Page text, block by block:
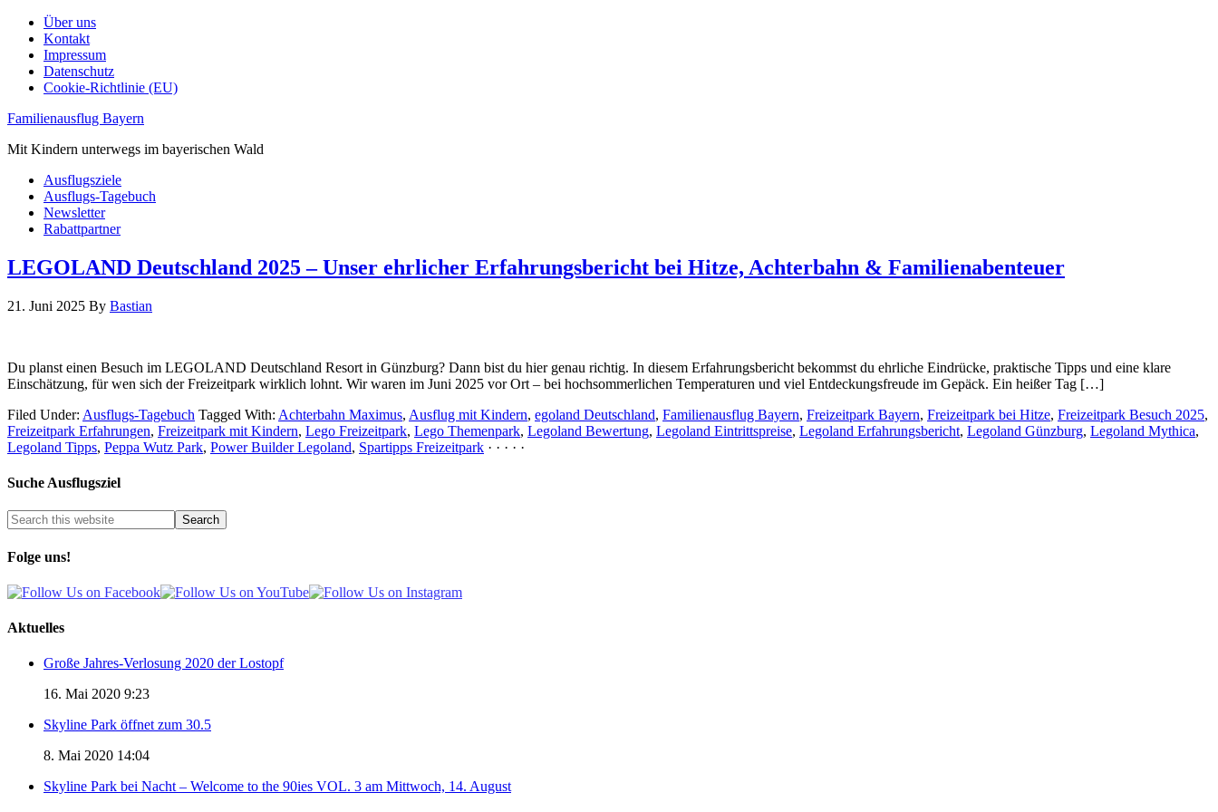
Über uns
Kontakt
Impressum
Datenschutz
Cookie-Richtlinie (EU)
Familienausflug Bayern
Mit Kindern unterwegs im bayerischen Wald
Ausflugsziele
Ausflugs-Tagebuch
Newsletter
Rabattpartner
LEGOLAND Deutschland 2025 – Unser ehrlicher Erfahrungsbericht bei Hitze, Achterbahn & Familienabenteuer
21. Juni 2025 By Bastian
Du planst einen Besuch im LEGOLAND Deutschland Resort in Günzburg? Dann bist du hier genau richtig. In diesem Erfahrungsbericht bekommst du ehrliche Eindrücke, praktische Tipps und eine klare
Einschätzung, für wen sich der Freizeitpark wirklich lohnt. Wir waren im Juni 2025 vor Ort – bei hochsommerlichen Temperaturen und viel Entdeckungsfreude im Gepäck. Ein heißer Tag […]
Filed Under: Ausflugs-Tagebuch Tagged With: Achterbahn Maximus, Ausflug mit Kindern, egoland Deutschland, Familienausflug Bayern, Freizeitpark Bayern, Freizeitpark bei Hitze, Freizeitpark Besuch 2025,
Freizeitpark Erfahrungen, Freizeitpark mit Kindern, Lego Freizeitpark, Lego Themenpark, Legoland Bewertung, Legoland Eintrittspreise, Legoland Erfahrungsbericht, Legoland Günzburg, Legoland Mythica,
Legoland Tipps, Peppa Wutz Park, Power Builder Legoland, Spartipps Freizeitpark · · · · ·
Suche Ausflugsziel
Folge uns!
Aktuelles
Große Jahres-Verlosung 2020 der Lostopf
16. Mai 2020 9:23
Skyline Park öffnet zum 30.5
8. Mai 2020 14:04
Skyline Park bei Nacht – Welcome to the 90ies VOL. 3 am Mittwoch, 14. August